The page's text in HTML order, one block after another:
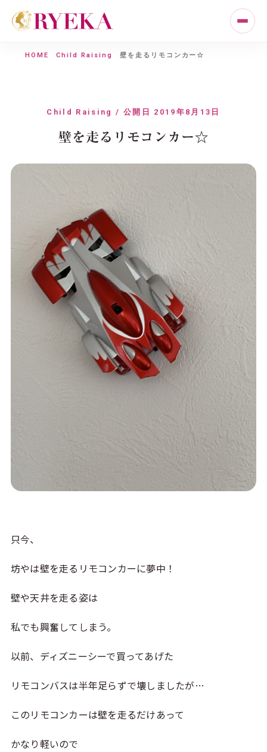
HOME Child Raising 壁を走るリモコンカー☆
Child Raising / 公開日 2019年8月13日
壁を走るリモコンカー☆
只今、
坊やは壁を走るリモコンカーに夢中！
壁や天井を走る姿は
私でも興奮してしまう。
以前、ディズニーシーで買ってあげた
リモコンバスは半年足らずで壊しましたが…
このリモコンカーは壁を走るだけあって
かなり軽いので